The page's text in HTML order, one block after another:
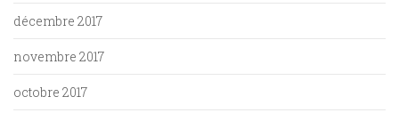
décembre 2017
novembre 2017
octobre 2017